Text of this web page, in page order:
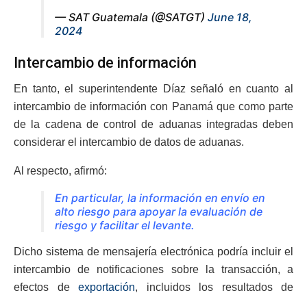
— SAT Guatemala (@SATGT) June 18,
2024
Intercambio de información
En tanto, el superintendente Díaz señaló en cuanto al
intercambio de información con Panamá que como parte
de la cadena de control de aduanas integradas deben
considerar el intercambio de datos de aduanas.
Al respecto, afirmó:
En particular, la información en envío en
alto riesgo para apoyar la evaluación de
riesgo y facilitar el levante.
Dicho sistema de mensajería electrónica podría incluir el
intercambio de notificaciones sobre la transacción, a
efectos de exportación, incluidos los resultados de